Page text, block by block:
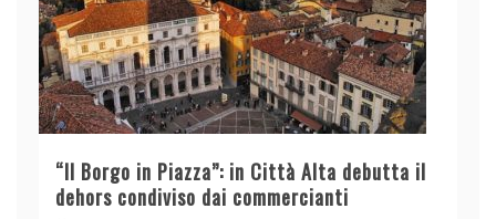
“Il Borgo in Piazza”: in Città Alta debutta il
dehors condiviso dai commercianti